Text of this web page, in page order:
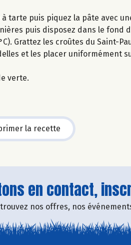
à tarte puis piquez la pâte avec
puis disposez dans le fond
Grattez les croûtes du Saint-
et les placer uniformément
verte.
la recette
en contact,
nos offres, nos